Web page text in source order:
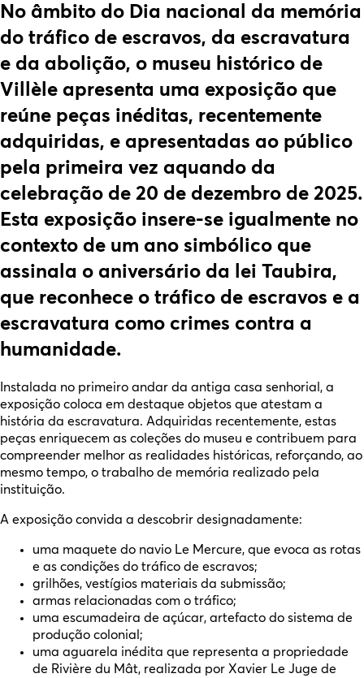
No âmbito do Dia nacional da memória
do tráfico de escravos, da escravatura
e da abolição, o museu histórico de
Villèle apresenta uma exposição que
reúne peças inéditas, recentemente
adquiridas, e apresentadas ao público
pela primeira vez aquando da
celebração de 20 de dezembro de 2025.
Esta exposição insere-se igualmente no
contexto de um ano simbólico que
assinala o aniversário da lei Taubira,
que reconhece o tráfico de escravos e a
escravatura como crimes contra a
humanidade.
Instalada no primeiro andar da antiga casa senhorial, a
exposição coloca em destaque objetos que atestam a
história da escravatura. Adquiridas recentemente, estas
peças enriquecem as coleções do museu e contribuem para
compreender melhor as realidades históricas, reforçando, ao
mesmo tempo, o trabalho de memória realizado pela
instituição.
A exposição convida a descobrir designadamente:
uma maquete do navio Le Mercure, que evoca as rotas
e as condições do tráfico de escravos;
grilhões, vestígios materiais da submissão;
armas relacionadas com o tráfico;
uma escumadeira de açúcar, artefacto do sistema de
produção colonial;
uma aguarela inédita que representa a propriedade
de Rivière du Mât, realizada por Xavier Le Juge de